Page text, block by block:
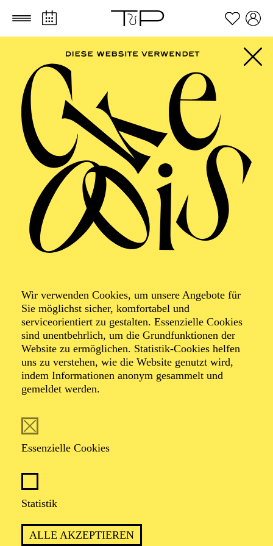
Zum Hauptinhalt springen Zum Footer springen
Wir verwenden Cookies, um unsere Angebote für
Sie möglichst sicher, komfortabel und
serviceorientiert zu gestalten. Essenzielle Cookies
sind unentbehrlich, um die Grundfunktionen der
Website zu ermöglichen. Statistik-Cookies helfen
uns zu verstehen, wie die Website genutzt wird,
indem Informationen anonym gesammelt und
gemeldet werden.
Essenzielle Cookies
Statistik
ALLE AKZEPTIEREN
Martin Koch
Tenor
Seit der Spielzeit 2009/2010 ist er Mitglied im
Ensemble der Oper Köln, zuvor war er
die Oper Bonn, das Nationaltheater Mannheim, das
Staatstheater Wiesbaden und an die Dresdner
Semperoper. Im Sommer 2012 debütierte er erfolgreich